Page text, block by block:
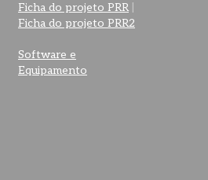
Ficha do projeto PRR
Ficha do projeto PRR2
Software e
Equipamento